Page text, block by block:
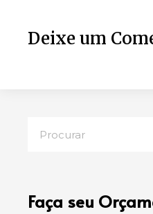
Deixe um
Faça seu